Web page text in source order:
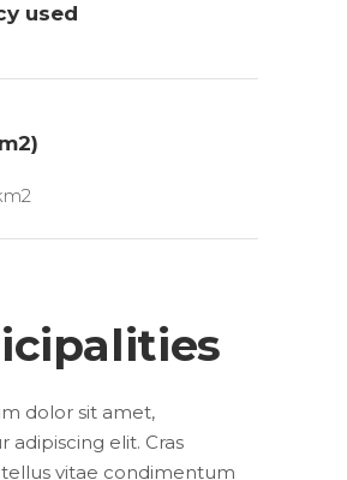
used
dolor sit amet,
adipiscing elit. Cras
tellus vitae condimentum